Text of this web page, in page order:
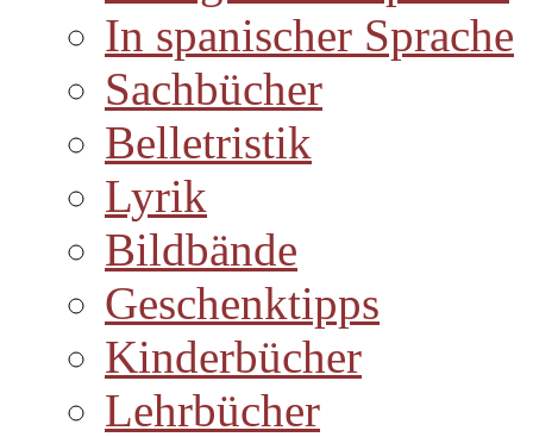
In spanischer Sprache
Sachbücher
Belletristik
Lyrik
Bildbände
Geschenktipps
Kinderbücher
Lehrbücher